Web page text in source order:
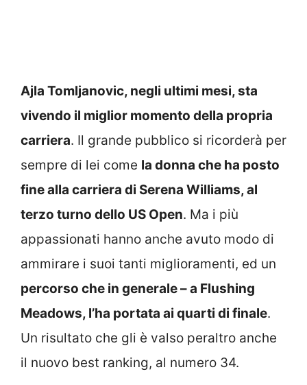
Ajla Tomljanovic, negli ultimi mesi, sta
vivendo il miglior momento della propria
carriera. Il grande pubblico si ricorderà per
sempre di lei come la donna che ha posto
fine alla carriera di Serena Williams, al
terzo turno dello US Open. Ma i più
appassionati hanno anche avuto modo di
ammirare i suoi tanti miglioramenti, ed un
percorso che in generale – a Flushing
Meadows, l’ha portata ai quarti di finale.
Un risultato che gli è valso peraltro anche
il nuovo best ranking, al numero 34.